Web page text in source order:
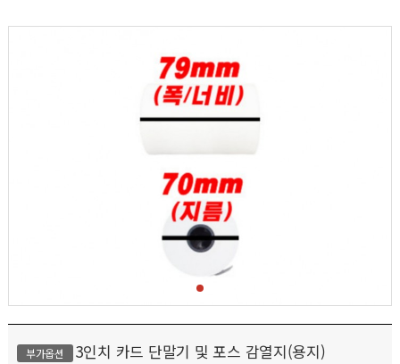
부가옵션 3인치 카드 단말기 및 포스 감열지(용지)